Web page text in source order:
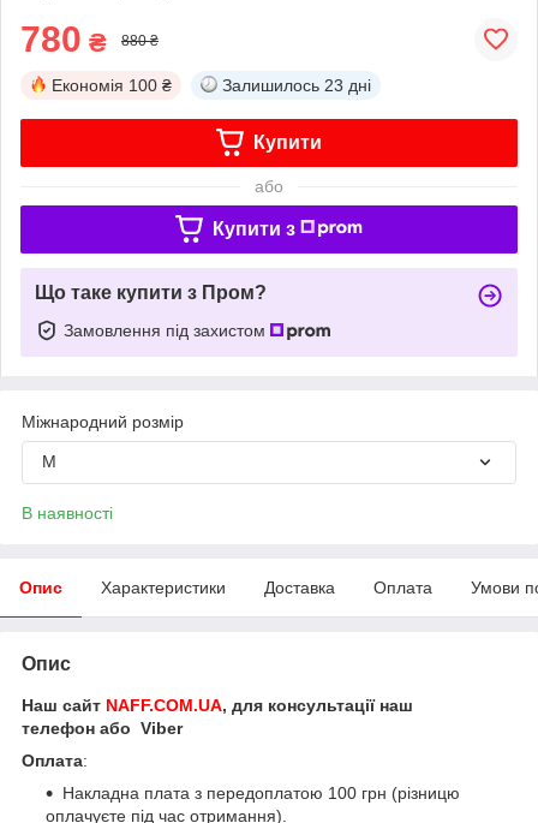
780 ₴ 880 ₴
Економія 100 ₴ Залишилось 23 дні
Купити
або
Купити з
Що таке купити з Пром?
Замовлення під захистом
Міжнародний розмір
M
В наявності
Опис Характеристики Доставка Оплата Умови
Опис
Наш сайт NAFF.COM.UA, для консультації наш
телефон або Viber
Оплата:
Накладна плата з передоплатою 100 грн (різницю
оплачуєте під час отримання).